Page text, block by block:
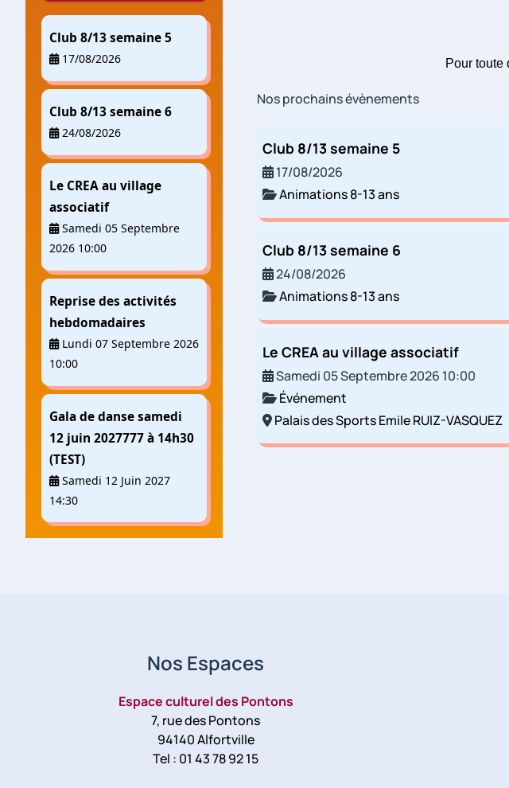
Pour toute
Nos prochains évènements
Club 8/13 semaine 5
17/08/2026
Animations 8-13 ans
Club 8/13 semaine 6
24/08/2026
Animations 8-13 ans
Le CREA au village associatif
Samedi 05 Septembre 2026 10:00
Événement
Palais des Sports Emile RUIZ-VASQUEZ
Club 8/13 semaine 5
17/08/2026
Club 8/13 semaine 6
24/08/2026
Le CREA au village
associatif
Samedi 05 Septembre
2026 10:00
Reprise des activités
hebdomadaires
Lundi 07 Septembre 2026
10:00
Gala de danse samedi
12 juin 2027777 à 14h30
(TEST)
Samedi 12 Juin 2027
14:30
Nos Espaces
Espace culturel des Pontons
7, rue des Pontons
94140 Alfortville
Tel : 01 43 78 92 15